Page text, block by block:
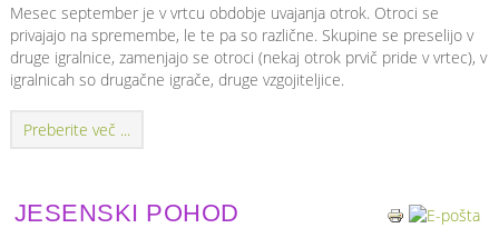
Mesec september je v vrtcu obdobje uvajanja otrok. Otroci se
privajajo na spremembe, le te pa so različne. Skupine se preselijo v
druge igralnice, zamenjajo se otroci (nekaj otrok prvič pride v vrtec), v
igralnicah so drugačne igrače, druge vzgojiteljice.
Preberite več ...
JESENSKI POHOD